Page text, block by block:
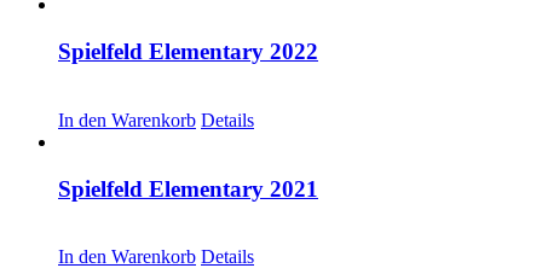
Spielfeld Elementary 2022
In den Warenkorb Details
Spielfeld Elementary 2021
In den Warenkorb Details